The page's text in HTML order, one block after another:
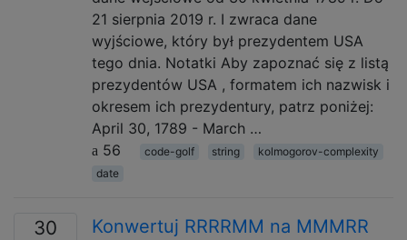
21 sierpnia 2019 r. I zwraca dane
wyjściowe, który był prezydentem USA
tego dnia. Notatki Aby zapoznać się z listą
prezydentów USA , formatem ich nazwisk i
okresem ich prezydentury, patrz poniżej:
April 30, 1789 - March …
56
code-golf string
kolmogorov-complexity
date
30 Konwertuj RRRRMM na MMMRR